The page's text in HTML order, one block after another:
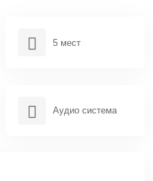
5 мест
Аудио система